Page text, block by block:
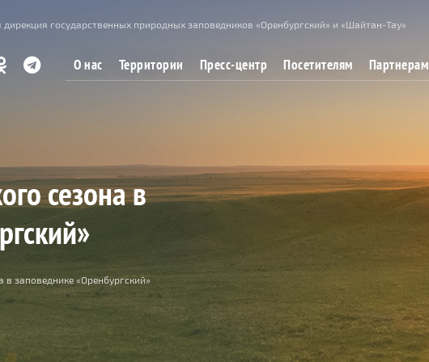
государственных природных заповедников «Оренбургский» и «Шайтан-Тау»
О нас Территории Пресс-центр Посетителям Партнерам
сезона в
в заповеднике «Оренбургский»